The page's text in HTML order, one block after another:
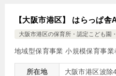
【大阪市港区】 はらっぱ舎
大阪市港区の保育所・認定こども園
地域型保育事業 小規模保育事
所在地 大阪市港区波除